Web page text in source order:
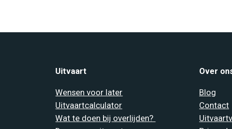
Uitvaart
Wensen voor later
Uitvaartcalculator
Wat te doen bij overlijden?
Over
Blog
Contact